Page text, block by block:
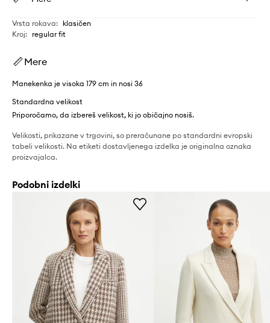
Vrsta rokava: klasičen
Kroj: regular fit
Mere
Manekenka je visoka 179 cm in nosi 36
Standardna velikost
Priporočamo, da izbereš velikost, ki jo običajno nosiš.
Velikosti, prikazane v trgovini, so preračunane po standardni evropski
tabeli velikosti. Na etiketi dostavljenega izdelka je originalna oznaka
proizvajalca.
Podobni izdelki